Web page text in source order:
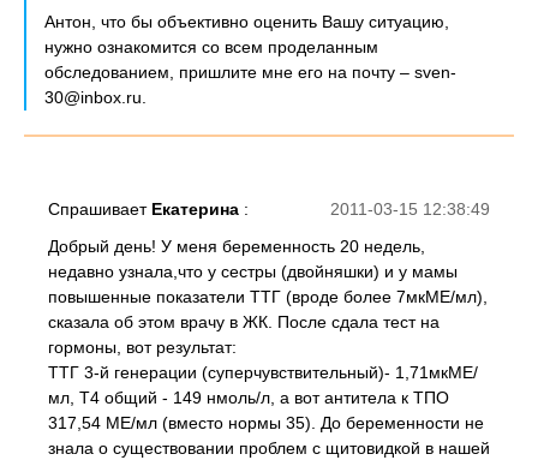
Антон, что бы объективно оценить Вашу ситуацию,
нужно ознакомится со всем проделанным
обследованием, пришлите мне его на почту – sven-
30@inbox.ru.
2011-03-15 12:38:49
Спрашивает Екатерина :
Добрый день! У меня беременность 20 недель,
недавно узнала,что у сестры (двойняшки) и у мамы
повышенные показатели ТТГ (вроде более 7мкМЕ/мл),
сказала об этом врачу в ЖК. После сдала тест на
гормоны, вот результат:
ТТГ 3-й генерации (суперчувствительный)- 1,71мкМЕ/
мл, Т4 общий - 149 нмоль/л, а вот антитела к ТПО
317,54 МЕ/мл (вместо нормы 35). До беременности не
знала о существовании проблем с щитовидкой в нашей